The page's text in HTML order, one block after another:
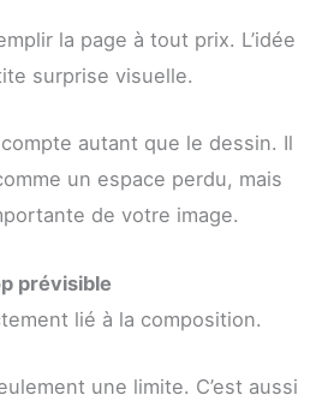
la page à tout prix. L’idée
surprise visuelle.
autant que le dessin. Il
un espace perdu, mais
de votre image.
prévisible
lié à la composition.
une limite. C’est aussi